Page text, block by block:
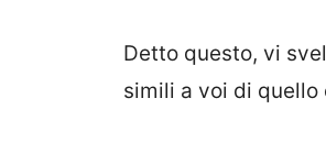
Detto questo, vi
simili a voi di